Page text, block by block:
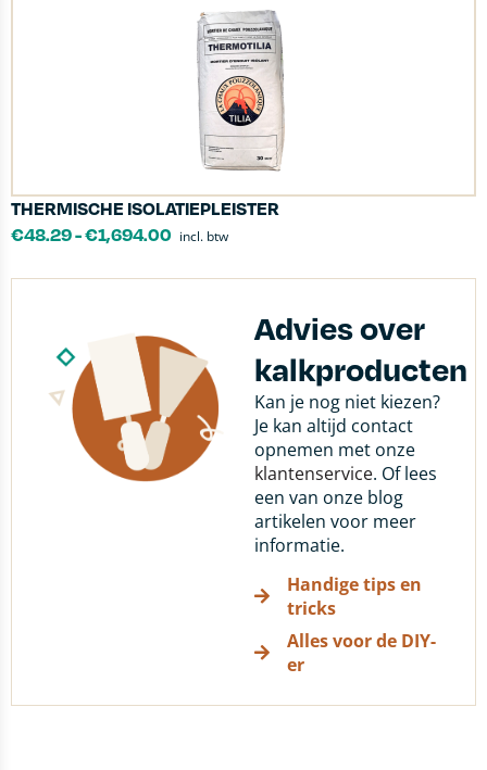
THERMISCHE ISOLATIEPLEISTER
€48.29-€1,694.00 incl. btw
Advies over
kalkproducten
Kan je nog niet kiezen?
Je kan altijd contact
opnemen met onze
klantenservice. Of lees
een van onze blog
artikelen voor meer
informatie.
Handige tips en
tricks
Alles voor de DIY-
er